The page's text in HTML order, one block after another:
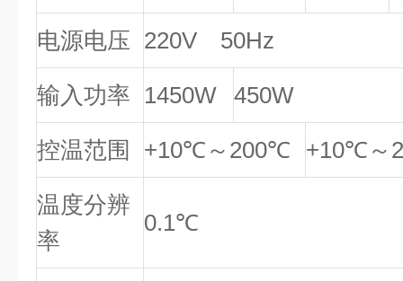
电源电压 220V 50Hz
输入功率 1450W 450W
控温范围 +10℃～200℃ +10℃～
温度分辨
率
0.1℃